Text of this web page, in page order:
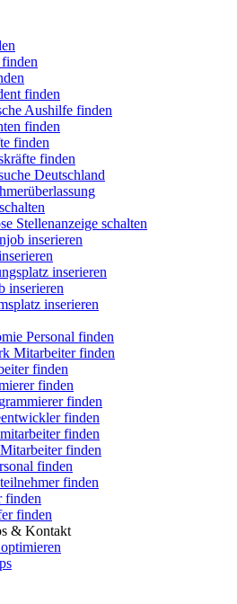
finden
Aushilfe finden
finden
finden
finden
Deutschland
Stellenanzeige schalten
inserieren
inserieren
inserieren
inserieren
Personal finden
Mitarbeiter finden
finden
finden
finden
finden
finden
finden
finden
finden
finden
finden
& Kontakt